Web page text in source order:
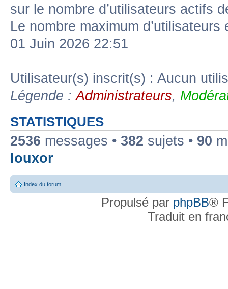
sur le nombre d’utilisateurs actifs
Le nombre maximum
01 Juin 2026 22:51
Utilisateur(s) inscrit(s) : Aucun
Légende :Administrateurs,
STATISTIQUES
2536 messages • 382 sujets • 90
louxor
Index du forum
Propulsé par phpBB®
Traduit en